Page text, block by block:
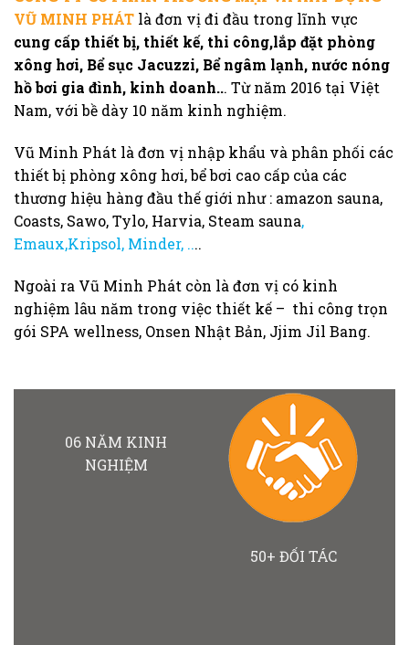
VŨ MINH PHÁT là đơn vị đi đầu trong lĩnh vực
cung cấp thiết bị, thiết kế, thi công,lắp đặt phòng
xông hơi, Bể sục Jacuzzi, Bể ngâm lạnh, nước nóng
hồ bơi gia đình, kinh doanh... Từ năm 2016 tại Việt
Nam, với bề dày 10 năm kinh nghiệm.
Vũ Minh Phát là đơn vị nhập khẩu và phân phối các
thiết bị phòng xông hơi, bể bơi cao cấp của các
thương hiệu hàng đầu thế giới như : amazon sauna,
Coasts, Sawo, Tylo, Harvia, Steam sauna,
Emaux,Kripsol, Minder, ....
Ngoài ra Vũ Minh Phát còn là đơn vị có kinh
nghiệm lâu năm trong việc thiết kế – thi công trọn
gói SPA wellness, Onsen Nhật Bản, Jjim Jil Bang.
06 NĂM KINH
NGHIỆM
50+ ĐỐI TÁC